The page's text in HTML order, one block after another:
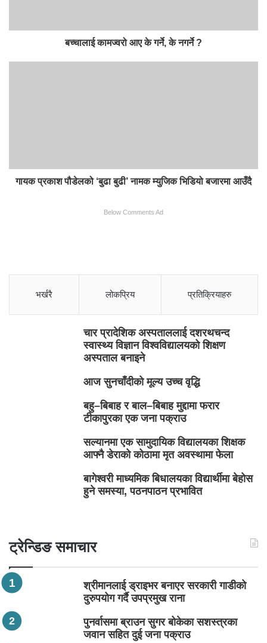
बच्चालाई कामज्वरो आए के गर्ने, के नगर्ने ?
गायक प्रकाश पौडेलको ‘बुढा बुढी’ नामक म्युजिक भिडियो बजारमा आउँदै
Below Comments Ad
भर्खरै लोकप्रिय प्रतिक्रियाहरु
चार प्रादेशिक अस्पताललाई दशरथचन्द
स्वास्थ्य विज्ञान विश्वविद्यालयको शिक्षण
अस्पताल बनाइने
आज सुनचाँदीको मूल्य उच्च वृद्धि
बहु–बिबाह र बाल–बिबाह मुद्दामा फरार
टीकापुरका एक जना पक्राउ
सल्यानमा एक सामुदायिक विद्यालयका शिक्षक
आफ्नै डेराको कोठामा मृत अवस्थामा फेला
बागेश्वरी माध्यमिक बिधालयका विद्यार्थीमा बेहोस
हुने समस्या, पठनपाठन प्रभावित
ट्रेन्डिङ समाचार
श्रीमानलाई ड्राइभर बनाएर सरकारी गाडीको
दुरुपयोग गर्दै उपप्रमुख राना
पुनर्वासमा ब्राउन सुगर बोकेका सशस्त्रका
जवान सहित दुई जना पक्राउ